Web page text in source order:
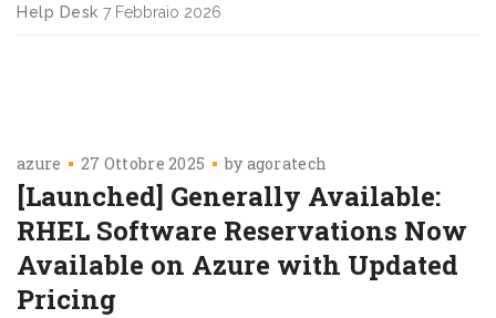
Help Desk 7 Febbraio 2026
azure 27 Ottobre 2025 by agoratech
[Launched] Generally Available:
RHEL Software Reservations Now
Available on Azure with Updated
Pricing